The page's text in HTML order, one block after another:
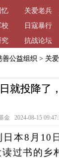
忆 关爱老兵
日寇暴行
究 抗战论坛
善公益组织 > 关
就投降了
金 2024-08-15
8月10
过书的乡